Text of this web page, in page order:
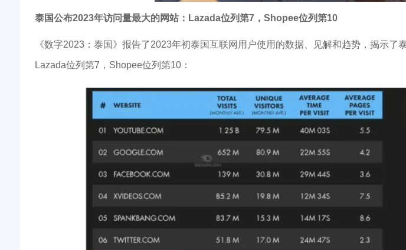
泰国公布2023年访问量最大的网站：Lazada位列第7，Shopee位列第10
《数字2023：泰国》报告了2023年初泰国互联网用户使用的数据、见解和趋势，揭示
Lazada位列第7，Shopee位列第10：